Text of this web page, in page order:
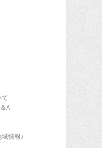
て
A
情報♪